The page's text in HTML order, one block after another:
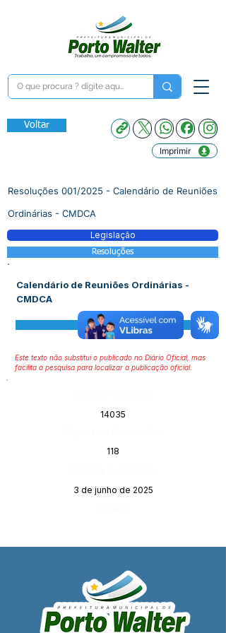
Voltar
Imprimir
Resoluções 001/2025 - Calendário de Reuniões
Ordinárias - CMDCA
Legislação
Resoluções
Calendário de Reuniões Ordinárias -
CMDCA
Visualizar
Este texto não substitui o publicado no Diário Oficial, mas
facilita a pesquisa para localizar a publicação oficial.
14035
118
3 de junho de 2025